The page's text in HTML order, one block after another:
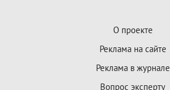
О проекте
Реклама на сайте
Реклама в журнале
Вопрос эксперту